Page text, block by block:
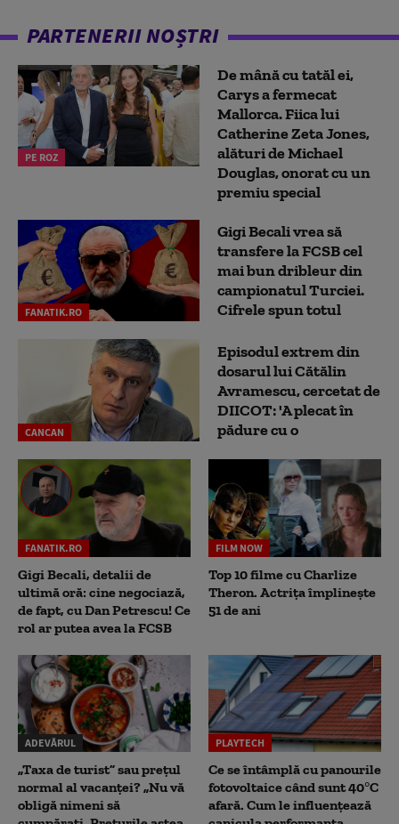
PARTENERII NOȘTRI
PE ROZ
De mână cu tatăl ei,
Carys a fermecat
Mallorca. Fiica lui
Catherine Zeta Jones,
alături de Michael
Douglas, onorat cu un
premiu special
FANATIK.RO
Gigi Becali vrea să
transfere la FCSB cel
mai bun dribleur din
campionatul Turciei.
Cifrele spun totul
CANCAN
Episodul extrem din
dosarul lui Cătălin
Avramescu, cercetat de
DIICOT: 'A plecat în
pădure cu o
FANATIK.RO
Gigi Becali, detalii de
ultimă oră: cine negociază,
de fapt, cu Dan Petrescu! Ce
rol ar putea avea la FCSB
FILM NOW
Top 10 filme cu Charlize
Theron. Actrița împlinește
51 de ani
ADEVĂRUL
„Taxa de turist” sau prețul
normal al vacanței? „Nu vă
obligă nimeni să
PLAYTECH
Ce se întâmplă cu panourile
fotovoltaice când sunt 40°C
afară. Cum le influențează